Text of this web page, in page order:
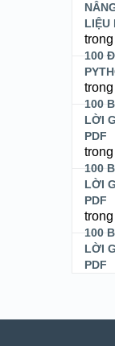
LIỆU
trong
100
trong
100
LỜI
PDF
trong
100
LỜI
PDF
trong
100
LỜI
PDF